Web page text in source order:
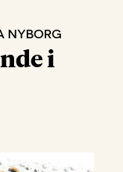
NYBORG
i